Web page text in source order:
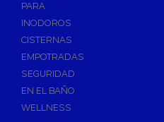
Calderines
Herramientas y Vestuario
Adhesivos Instantaneos
Selladores y Masillas
PARA
INODOROS
CISTERNAS
EMPOTRADAS
SEGURIDAD
EN EL BAÑO
WELLNESS